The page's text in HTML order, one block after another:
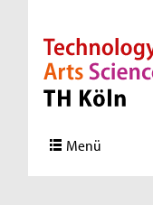
Direkt zur
Direkt zur
Direkt zum Inhalt
Direkt zum
Menü